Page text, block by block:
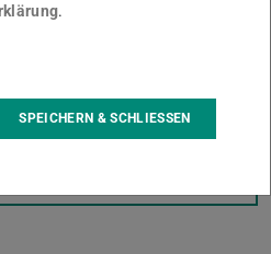
Beratung kontaktieren Sie
.
SPEICHERN & SCHLIESSEN